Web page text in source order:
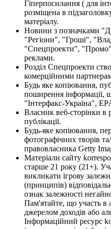
Гіперпосилання ( для
розміщена в
матеріалу.
Новини з позначками
"Регіони", "Гроші",
"Спецпроекти", "Промо"
реклами.
Розділ Спецпроекти
комерційними
Будь яке копіювання,
поширення інформації,
"Інтерфакс-Україна",
Власник веб-сторінки в
публікації.
Будь-яке копіювання,
фотографічних творів
правовласника Getty
Матеріали сайту
старше 21 року (21+).
викликати ігрову
(принципів)
ознак залежності
Пам'ятайте, що участь в
джерелом доходів або
Інформаційний ресурс